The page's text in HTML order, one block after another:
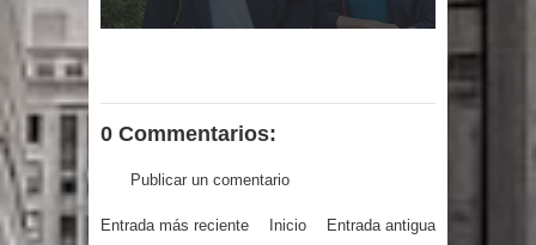
0 Commentarios:
Publicar un comentario
Entrada más reciente Entrada antigua
Inicio